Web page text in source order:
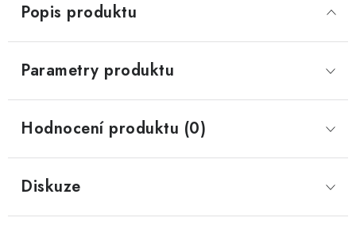
Popis produktu
Parametry produktu
Hodnocení produktu (0)
Diskuze